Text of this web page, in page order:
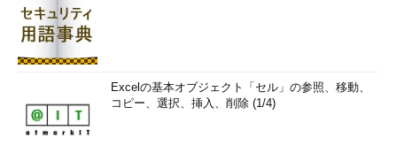
Excelの基本オブジェクト「セル」の参照、移動、
コピー、選択、挿入、削除 (1/4)